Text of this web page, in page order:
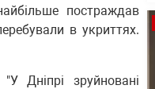
постраждав
в укриттях.
Дніпрі зруйновані